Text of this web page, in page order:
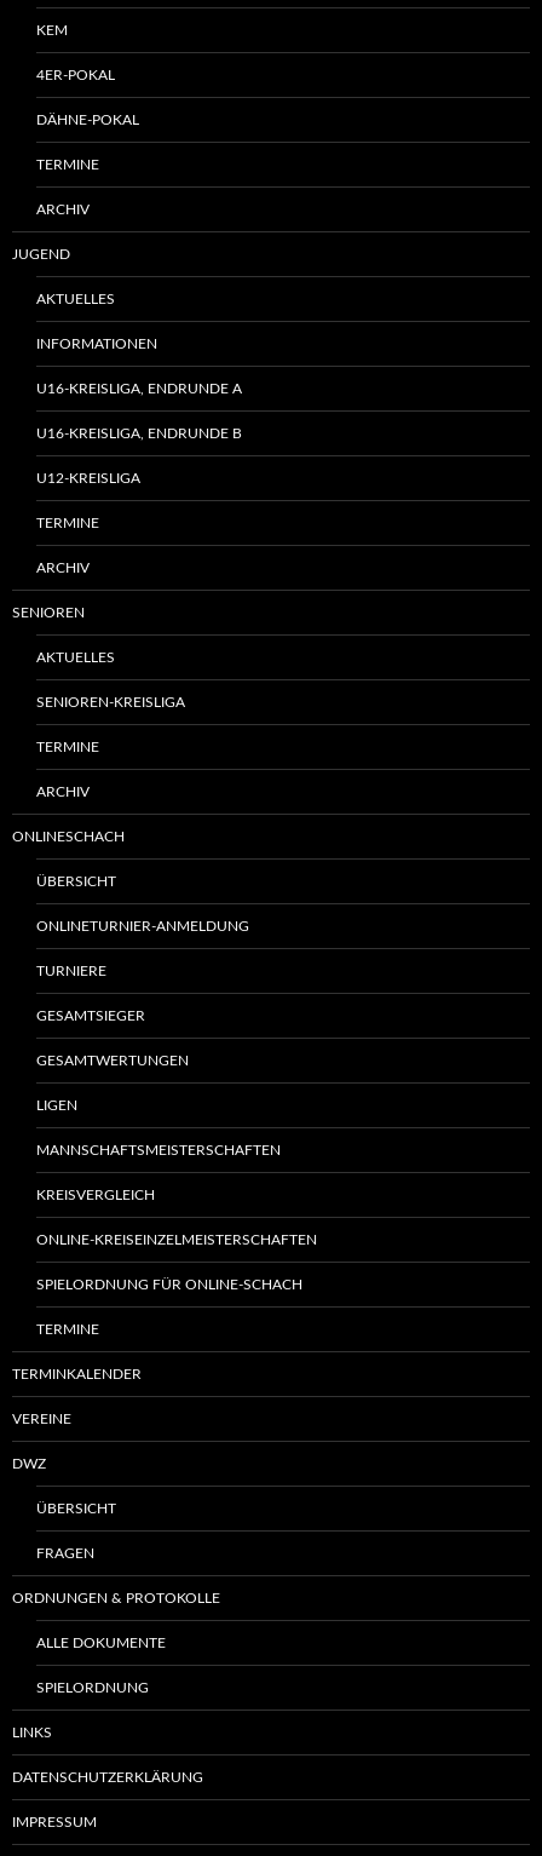
KEM
4ER-POKAL
DÄHNE-POKAL
TERMINE
ARCHIV
JUGEND
AKTUELLES
INFORMATIONEN
U16-KREISLIGA, ENDRUNDE A
U16-KREISLIGA, ENDRUNDE B
U12-KREISLIGA
TERMINE
ARCHIV
SENIOREN
AKTUELLES
SENIOREN-KREISLIGA
TERMINE
ARCHIV
ONLINESCHACH
ÜBERSICHT
ONLINETURNIER-ANMELDUNG
TURNIERE
GESAMTSIEGER
GESAMTWERTUNGEN
LIGEN
MANNSCHAFTSMEISTERSCHAFTEN
KREISVERGLEICH
ONLINE-KREISEINZELMEISTERSCHAFTEN
SPIELORDNUNG FÜR ONLINE-SCHACH
TERMINE
TERMINKALENDER
VEREINE
DWZ
ÜBERSICHT
FRAGEN
ORDNUNGEN & PROTOKOLLE
ALLE DOKUMENTE
SPIELORDNUNG
LINKS
DATENSCHUTZERKLÄRUNG
IMPRESSUM